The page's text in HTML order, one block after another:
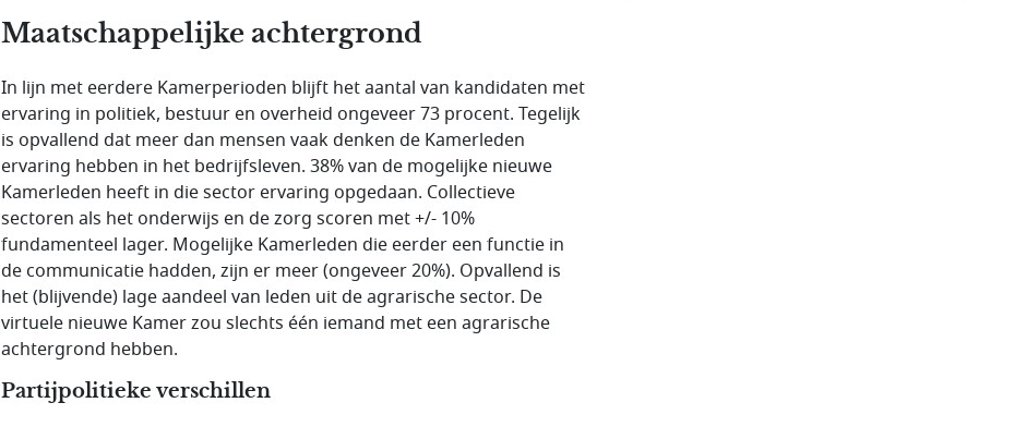
Maatschappelijke achtergrond
In lijn met eerdere Kamerperioden blijft het aantal van kandidaten met
ervaring in politiek, bestuur en overheid ongeveer 73 procent. Tegelijk
is opvallend dat meer dan mensen vaak denken de Kamerleden
ervaring hebben in het bedrijfsleven. 38% van de mogelijke nieuwe
Kamerleden heeft in die sector ervaring opgedaan. Collectieve
sectoren als het onderwijs en de zorg scoren met +/- 10%
fundamenteel lager. Mogelijke Kamerleden die eerder een functie in
de communicatie hadden, zijn er meer (ongeveer 20%). Opvallend is
het (blijvende) lage aandeel van leden uit de agrarische sector. De
virtuele nieuwe Kamer zou slechts één iemand met een agrarische
achtergrond hebben.
Partijpolitieke verschillen